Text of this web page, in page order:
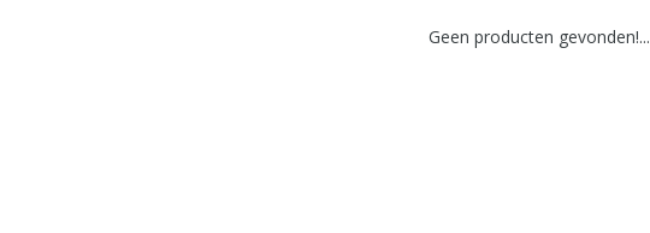
Geen producten gevonden!...